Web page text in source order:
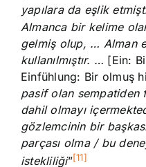
yapılara da eşlik
Almanca bir kelime
gelmiş olup, … Alman
kullanılmıştır. … [Ein:
Einfühlung: Bir olmuş
pasif olan sempatiden
dahil olmayı
gözlemcinin bir
parçası olma / bu
istekliliği”[11]